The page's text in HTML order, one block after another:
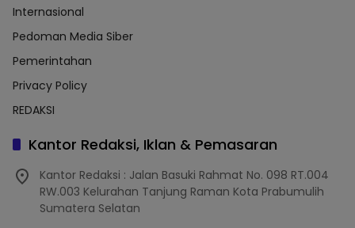
Internasional
Pedoman Media Siber
Pemerintahan
Privacy Policy
REDAKSI
Kantor Redaksi, Iklan & Pemasaran
Kantor Redaksi : Jalan Basuki Rahmat No. 098 RT.004
RW.003 Kelurahan Tanjung Raman Kota Prabumulih
Sumatera Selatan